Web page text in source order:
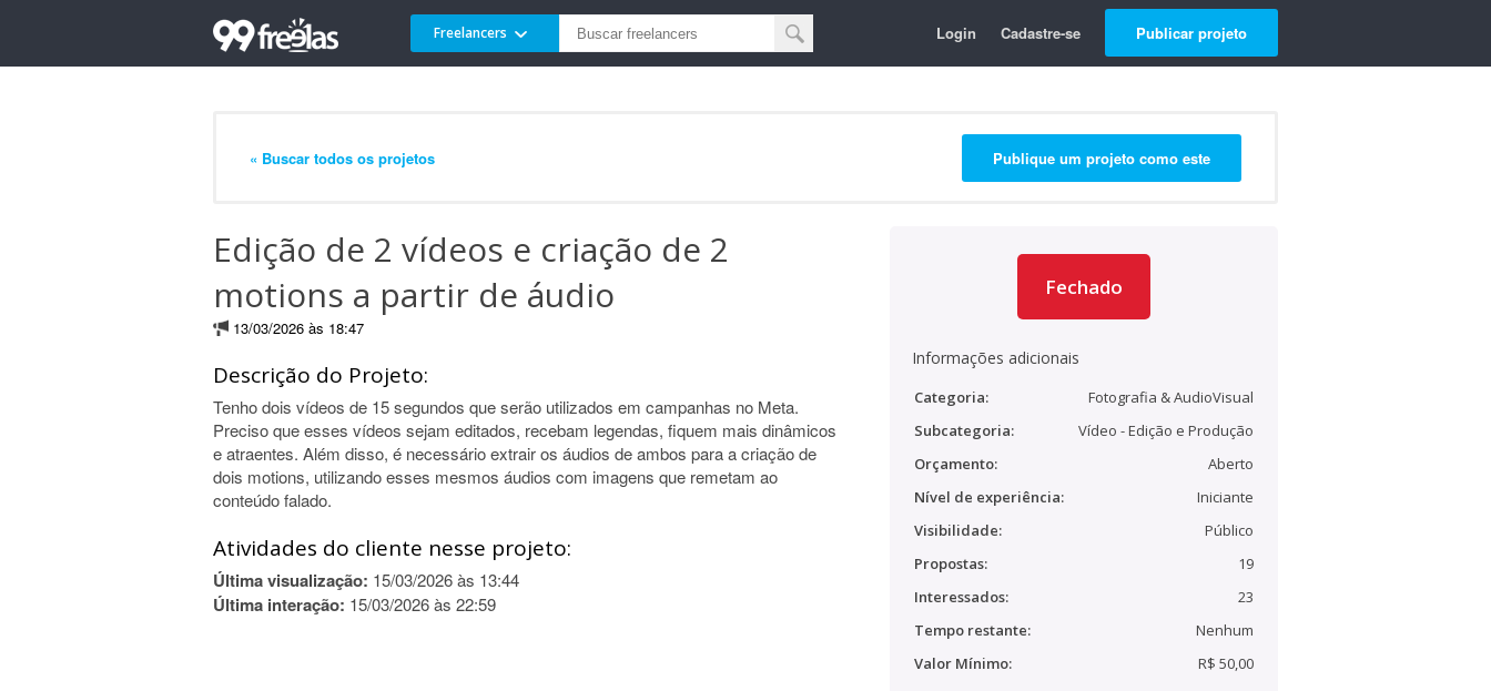
Freelancers Login Cadastre-se Publicar projeto
« Buscar todos os projetos Publique um projeto como este
Edição de 2 vídeos e criação de 2
motions a partir de áudio
13/03/2026 às 18:47
Descrição do Projeto:
Tenho dois vídeos de 15 segundos que serão utilizados em campanhas no Meta.
Preciso que esses vídeos sejam editados, recebam legendas, fiquem mais dinâmicos
e atraentes. Além disso, é necessário extrair os áudios de ambos para a criação de
dois motions, utilizando esses mesmos áudios com imagens que remetam ao
conteúdo falado.
Atividades do cliente nesse projeto:
Última visualização: 15/03/2026 às 13:44
Última interação: 15/03/2026 às 22:59
Fechado
Informações adicionais
Categoria:
Fotografia & AudioVisual
Subcategoria:
Vídeo - Edição e Produção
Orçamento:
Aberto
Nível de experiência:
Iniciante
Visibilidade:
Público
Propostas:
19
Interessados:
23
Tempo restante:
Nenhum
Valor Mínimo:
R$ 50,00